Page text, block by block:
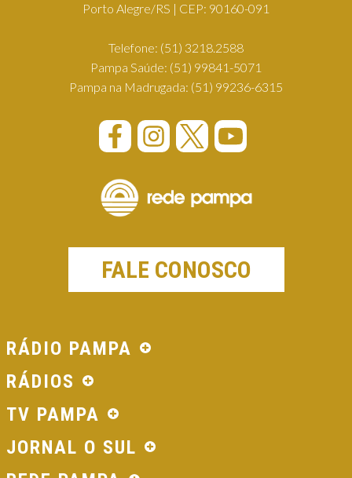
Porto Alegre/RS | CEP: 90160-091
Telefone: (51) 3218.2588
Pampa Saúde: (51) 99841-5071
Pampa na Madrugada: (51) 99236-6315
FALE CONOSCO
RÁDIO PAMPA
RÁDIOS
TV PAMPA
JORNAL O SUL